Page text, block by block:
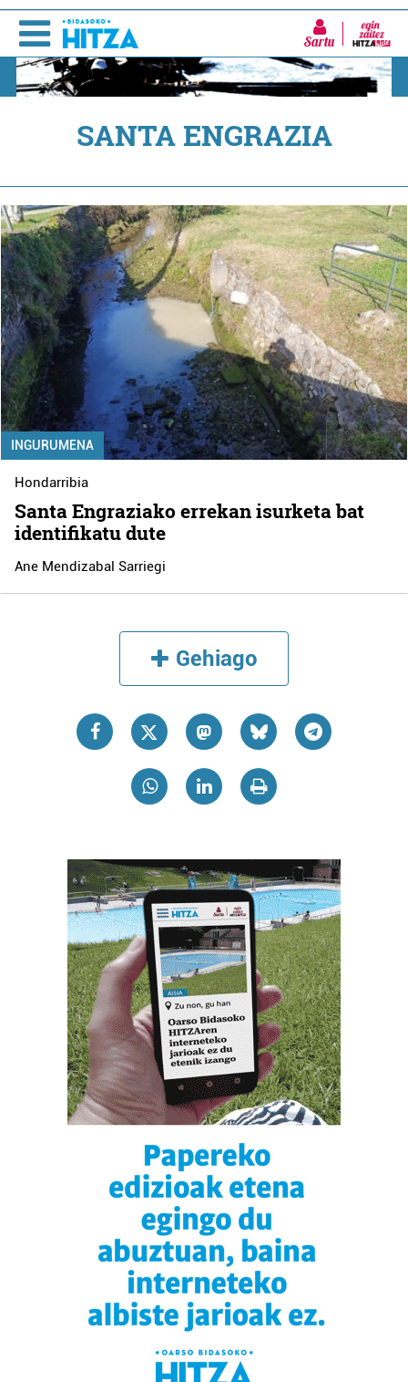
Sartu
SANTA ENGRAZIA
INGURUMENA
Hondarribia
Santa Engraziako errekan isurketa bat
identifikatu dute
Ane Mendizabal Sarriegi
Gehiago